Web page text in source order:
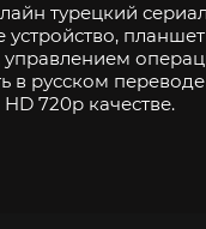
турецкий
русском
720p качестве.